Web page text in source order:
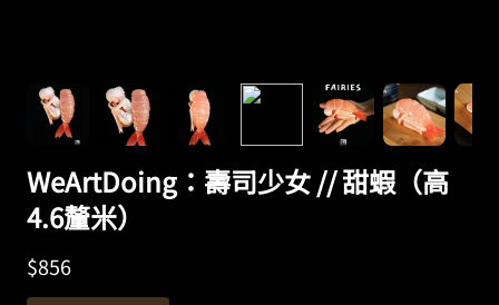
WeArtDoing：壽司少女 // 甜蝦（高
4.6釐米）
$856